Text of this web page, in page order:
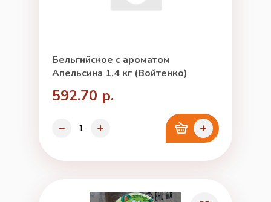
Бельгийское с ароматом
Апельсина 1,4 кг (Войтенко)
592.70 р.